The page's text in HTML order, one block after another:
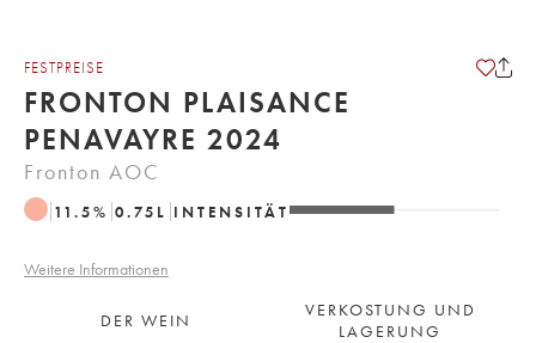
FESTPREISE
FRONTON PLAISANCE
PENAVAYRE 2024
Fronton AOC
11.5% 0.75 L INTENSITÄT
Weitere Informationen
DER WEIN
VERKOSTUNG UND
LAGERUNG